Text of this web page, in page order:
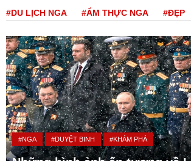
#DU LỊCH NGA #ẨM THỰC NGA #ĐẸP
#NGA #DUYỆT BINH #KHÁM PHÁ